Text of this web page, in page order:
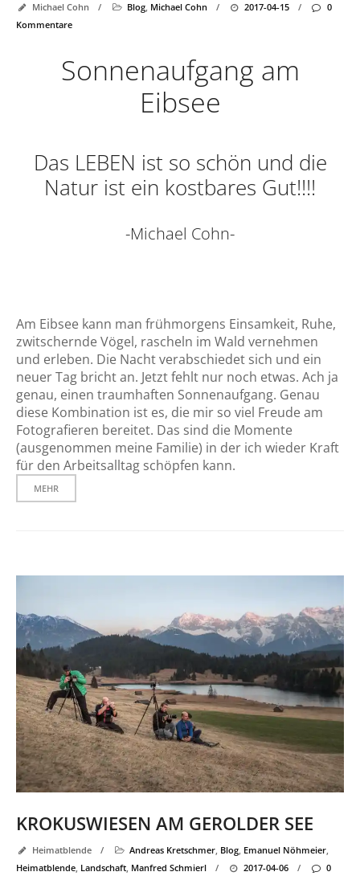
Michael Cohn / Blog, Michael Cohn / 2017-04-15 /
0
Kommentare
Sonnenaufgang am
Eibsee
Das LEBEN ist so schön und die
Natur ist ein kostbares Gut!!!!
-Michael Cohn-
Am Eibsee kann man frühmorgens Einsamkeit, Ruhe,
zwitschernde Vögel, rascheln im Wald vernehmen
und erleben. Die Nacht verabschiedet sich und ein
neuer Tag bricht an. Jetzt fehlt nur noch etwas. Ach ja
genau, einen traumhaften Sonnenaufgang. Genau
diese Kombination ist es, die mir so viel Freude am
Fotografieren bereitet. Das sind die Momente
(ausgenommen meine Familie) in der ich wieder Kraft
für den Arbeitsalltag schöpfen kann.
MEHR
KROKUSWIESEN AM GEROLDER SEE
Heimatblende / Andreas Kretschmer, Blog, Emanuel Nöhmeier,
Heimatblende, Landschaft, Manfred Schmierl / 2017-04-06 / 0